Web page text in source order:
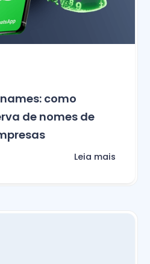
como
de nomes de
Leia mais